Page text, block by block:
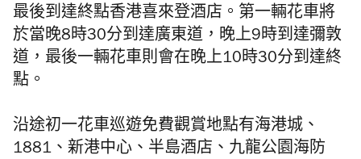
最後到達終點香港喜來登酒店。第一輛花車將
於當晚8時30分到達廣東道，晚上9時到達彌敦
道，最後一輛花車則會在晚上10時30分到達終
點。
沿途初一花車巡遊免費觀賞地點有海港城、
1881、新港中心、半島酒店、九龍公園海防